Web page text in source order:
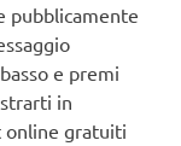
pubblicamente
e premi
in
online gratuiti